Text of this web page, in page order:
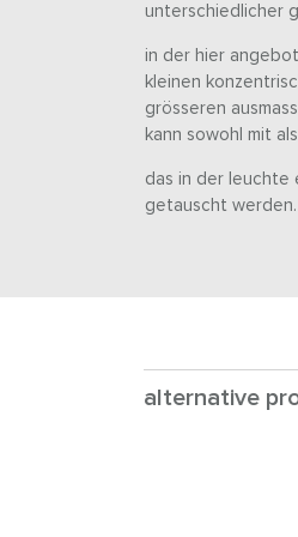
unterschiedlicher
in der hier
kleinen
grösseren
kann sowohl mit
das in der leuchte
getauscht werden.
alternative